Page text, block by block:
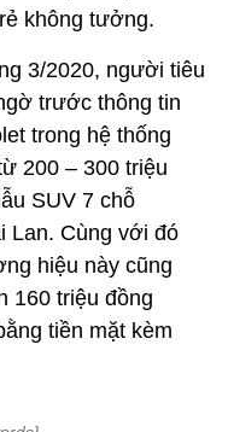
không tưởng.
3/2020, người tiêu
trước thông tin
trong hệ thống
200 – 300 triệu
SUV 7 chỗ
Lan. Cùng với đó
hiệu này cũng
160 triệu đồng
tiền mặt kèm